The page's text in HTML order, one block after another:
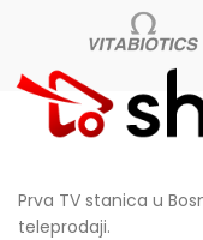
Prva TV stanica u
teleprodaji.